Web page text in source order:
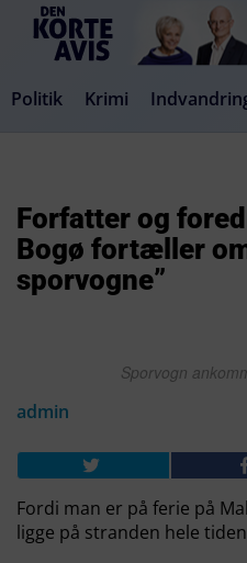
Politik Krimi
Forfatter og
Bogø fortæller
sporvogne”
Sporvogn
admin
Fordi man er på ferie på
ligge på stranden hele